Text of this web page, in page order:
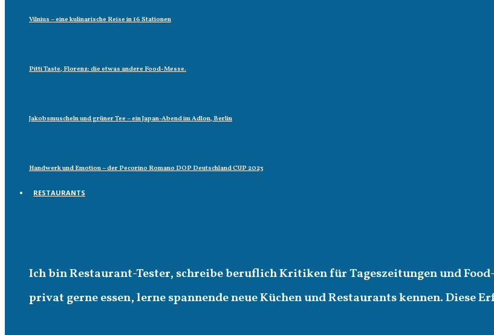
Vilnius – eine kulinarische Reise in 16 Stationen
Pitti Taste, Florenz: die etwas andere Food-Messe.
Jakobsmuscheln und grüner Tee – ein Japan-Abend im Adlon, Berlin
Handwerk und Emotion – der Pecorino Romano DOP Deutschland CUP 2023
RESTAURANTS
Ich bin Restaurant-Tester, schreibe beruflich Kritiken für Tageszeitungen und
privat gerne essen, lerne spannende neue Küchen und Restaurants kennen. Diese